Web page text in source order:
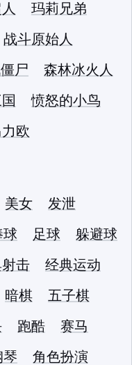
玛莉兄弟
战斗原始人
尸
森林冰火人
愤怒的小鸟
欧
美女
发泄
球 足球
躲避球
击
经典运动
暗棋
五子棋
跑酷
赛马
琴
角色扮演